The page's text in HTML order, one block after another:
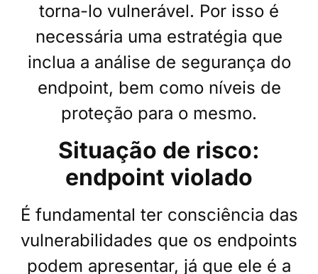
torna-lo vulnerável. Por isso é
necessária uma estratégia que
inclua a análise de segurança do
endpoint, bem como níveis de
proteção para o mesmo.
Situação de risco:
endpoint violado
É fundamental ter consciência das
vulnerabilidades que os endpoints
podem apresentar, já que ele é a